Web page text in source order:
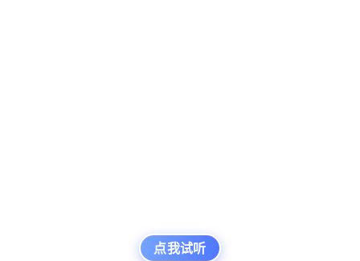
点我试听